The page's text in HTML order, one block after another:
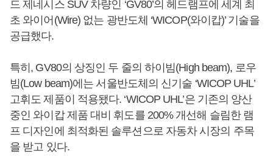
드 제네시스 SUV 차량인 ‘GV80’의 헤드램프에 세계 최
초 와이어(Wire) 없는 광반도체 ‘WICOP(와이캅)’ 기술을
공급했다.
특히, GV80의 상징인 두 줄의 하이빔(High beam), 로우
빔(Low beam)에는 서울반도체의 신기술 ‘WICOP UHL’
고휘도 제품이 적용됐다. ‘WICOP UHL’은 기존의 양산
중인 와이캅 제품 대비 휘도를 200% 개선해 슬림한 램
프 디자인에 최적화된 솔루션으로 자동차 시장의 주목
을 받고 있다.